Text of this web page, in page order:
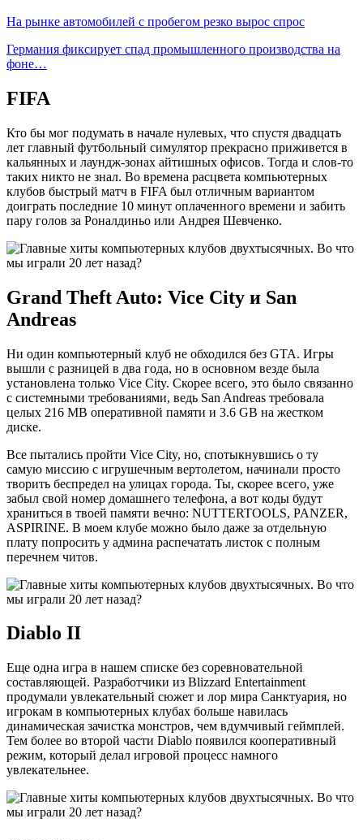
На рынке автомобилей с пробегом резко вырос спрос
Германия фиксирует спад промышленного производства на
фоне…
FIFA
Кто бы мог подумать в начале нулевых, что спустя двадцать
лет главный футбольный симулятор прекрасно приживется в
кальянных и лаундж-зонах айтишных офисов. Тогда и слов-то
таких никто не знал. Во времена расцвета компьютерных
клубов быстрый матч в FIFA был отличным вариантом
доиграть последние 10 минут оплаченного времени и забить
пару голов за Роналдиньо или Андрея Шевченко.
Grand Theft Auto: Vice City и San
Andreas
Ни один компьютерный клуб не обходился без GTA. Игры
вышли с разницей в два года, но в основном везде была
установлена только Vice City. Скорее всего, это было связанно
с системными требованиями, ведь San Andreas требовала
целых 216 MB оперативной памяти и 3.6 GB на жестком
диске.
Все пытались пройти Vice City, но, спотыкнувшись о ту
самую миссию с игрушечным вертолетом, начинали просто
творить беспредел на улицах города. Ты, скорее всего, уже
забыл свой номер домашнего телефона, а вот коды будут
храниться в твоей памяти вечно: NUTTERTOOLS, PANZER,
ASPIRINE. В моем клубе можно было даже за отдельную
плату попросить у админа распечатать листок с полным
перечнем читов.
Diablo II
Еще одна игра в нашем списке без соревновательной
составляющей. Разработчики из Blizzard Entertainment
продумали увлекательный сюжет и лор мира Санктуария, но
игрокам в компьютерных клубах больше навилась
динамическая зачистка монстров, чем вдумчивый геймплей.
Тем более во второй части Diablo появился кооперативный
режим, который делал игровой процесс намного
увлекательнее.